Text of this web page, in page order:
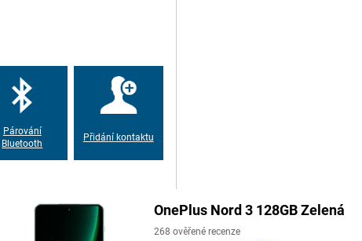
vybíjela baterie. Hodně
dobije.
Párování
Bluetooth
Přidání kontaktu
OnePlus Nord 3 128GB Zelená
268 ověřené recenze